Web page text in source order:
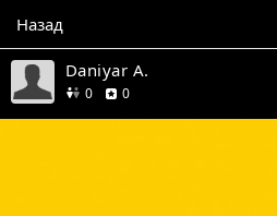
Назад
Daniyar A.
0друзей
0отзывов